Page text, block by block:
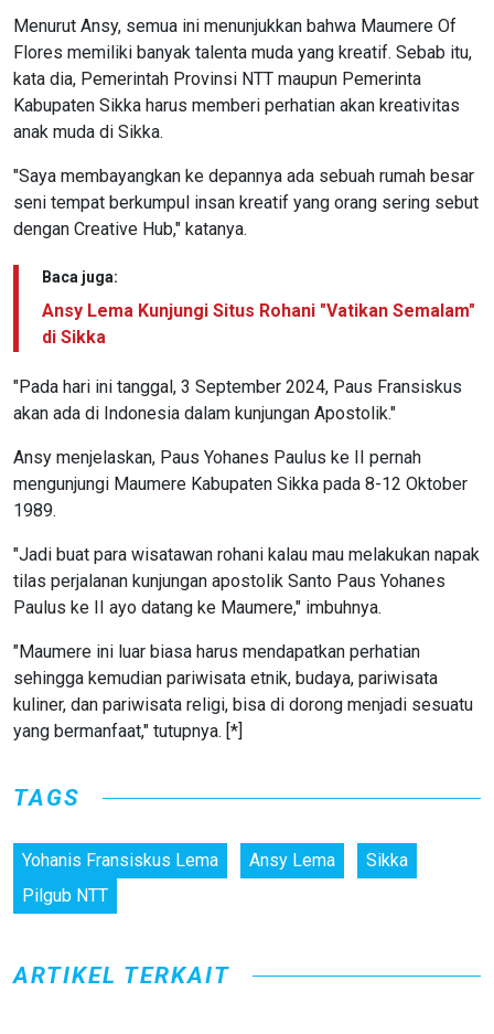
Menurut Ansy, semua ini menunjukkan bahwa Maumere Of
Flores memiliki banyak talenta muda yang kreatif. Sebab itu,
kata dia, Pemerintah Provinsi NTT maupun Pemerinta
Kabupaten Sikka harus memberi perhatian akan kreativitas
anak muda di Sikka.
"Saya membayangkan ke depannya ada sebuah rumah besar
seni tempat berkumpul insan kreatif yang orang sering sebut
dengan Creative Hub," katanya.
Baca juga:
Ansy Lema Kunjungi Situs Rohani "Vatikan Semalam"
di Sikka
"Pada hari ini tanggal, 3 September 2024, Paus Fransiskus
akan ada di Indonesia dalam kunjungan Apostolik."
Ansy menjelaskan, Paus Yohanes Paulus ke II pernah
mengunjungi Maumere Kabupaten Sikka pada 8-12 Oktober
1989.
"Jadi buat para wisatawan rohani kalau mau melakukan napak
tilas perjalanan kunjungan apostolik Santo Paus Yohanes
Paulus ke II ayo datang ke Maumere," imbuhnya.
"Maumere ini luar biasa harus mendapatkan perhatian
sehingga kemudian pariwisata etnik, budaya, pariwisata
kuliner, dan pariwisata religi, bisa di dorong menjadi sesuatu
yang bermanfaat," tutupnya. [*]
TAGS
Yohanis Fransiskus Lema Ansy Lema
Sikka
Pilgub NTT
ARTIKEL TERKAIT